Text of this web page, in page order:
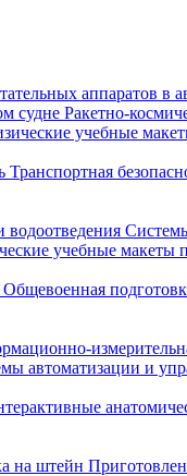
аппаратов в
судне Ракетно-
учебные
Транспортная
учебные
Общевоенная
автоматизации и
на штейн